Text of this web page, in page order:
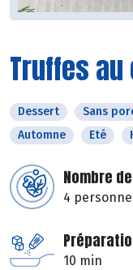
Truffes
Dessert Sans
Automne
Eté
Nombre
4
10 min